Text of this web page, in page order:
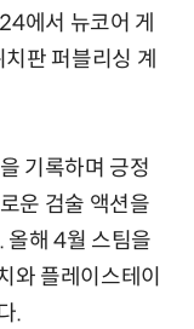
에서 뉴코어 게
판 퍼블리싱 계
기록하며 긍정
운 검술 액션을
올해 4월 스팀을
와 플레이스테이
.